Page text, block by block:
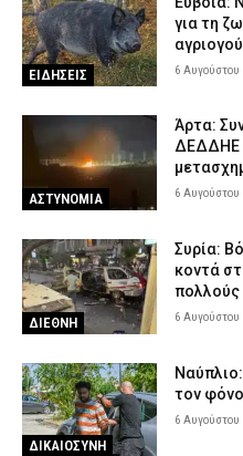
κινητοποίηση της
ΕΙΔΗΣΕΙΣ 6 Αυγούστου 2026 15:35
Κόρινθος: Άνδρας έσπασε
ΑΣΤΥΝΟΜΙΑ 6 Αυγούστου 2026
ΕΙΔΗΣΕΙΣ
για τη
6 Αυγούστου
ΑΣΤΥΝΟΜΙΑ
Άρτα:
ΔΕΔΔΗΕ
6 Αυγούστου
ΔΙΕΘΝΗ
Συρία:
κοντά
πολλούς
6 Αυγούστου
ΔΙΚΑΙΟΣΥΝΗ
τον
6 Αυγούστου